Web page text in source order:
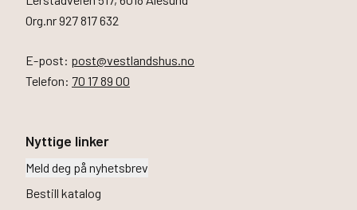
Husbyggerguiden
Tilvalg
Inspirasjon
Samarbeidspartnere
Finn informasjon
Finn forhandler
Bli forhandler
Org.nr 927 817 632
E-post: post@vestlandshus.no
Telefon: 70 17 89 00
Nyttige linker
Meld deg på nyhetsbrev
Bestill katalog